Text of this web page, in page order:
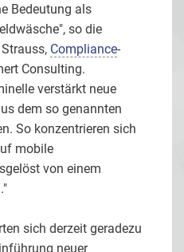
Bedeutung als
so die
Compliance-
Consulting.
verstärkt neue
dem so genannten
So konzentrieren sich
mobile
von einem
sich derzeit geradezu
neuer